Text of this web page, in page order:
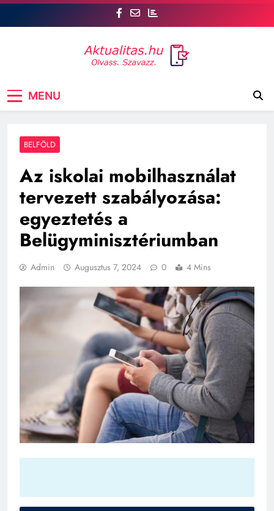
Skip
szóhoz juthatsz! tt, a legfrissebb hírek mellett a
véleményed is számít. Szavazz, vitázz, és
MENU
BELFÖLD
Az iskolai mobilhasználat
tervezett szabályozása:
egyeztetés a
Belügyminisztériumban
Admin Augusztus 7, 2024 0 4 Mins